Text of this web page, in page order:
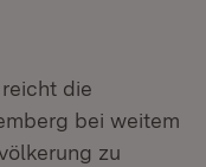
die
bei weitem
zu